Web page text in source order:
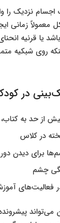
نزدیک را
معمولاً زمانی
یا قرنیه
روی شبکیه
در
از حد به کتاب،
در کلاس
برای دیدن دور
چشم
فعالیت‌های
می‌تواند